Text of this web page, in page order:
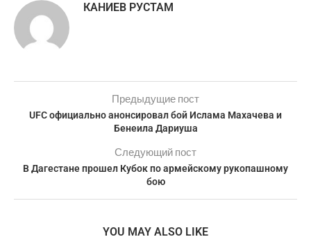
КАНИЕВ РУСТАМ
Предыдущие пост
UFC официально анонсировал бой Ислама Махачева и
Бенеила Дариуша
Следующий пост
В Дагестане прошел Кубок по армейскому рукопашному
бою
YOU MAY ALSO LIKE